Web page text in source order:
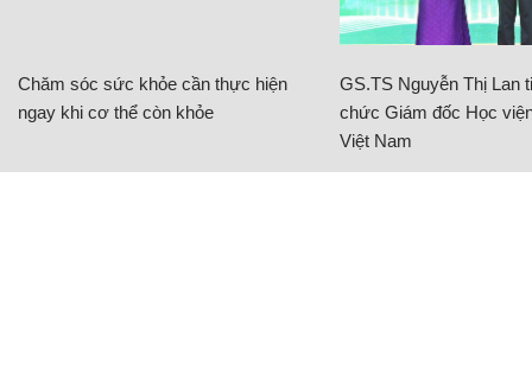
Chăm sóc sức khỏe cần thực hiện
ngay khi cơ thể còn khỏe
GS.TS Nguyễn Thị Lan
chức Giám đốc Học
Việt Nam